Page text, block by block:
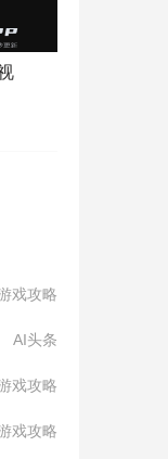
戏攻略
AI头条
戏攻略
戏攻略